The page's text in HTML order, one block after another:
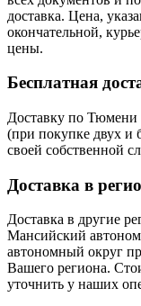
доставка. Цена,
окончательной,
цены.
Бесплатная
Доставку по Тюмени
(при покупке двух и
своей собственной
Доставка в
Доставка в другие
Мансийский
автономный округ
Вашего региона.
уточнить у наших